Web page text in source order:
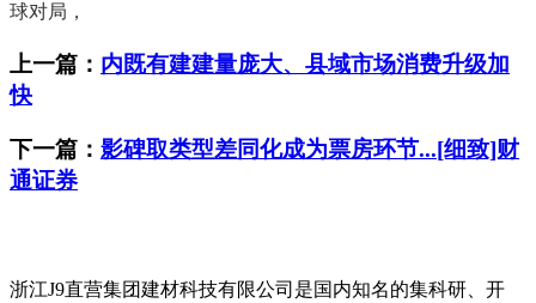
球对局，
上一篇： 内既有建建量庞大、县域市场消费升级加
快
下一篇： 影碑取类型差同化成为票房环节...[细致]财
通证券
浙江J9直营集团建材科技有限公司是国内知名的集科研、开